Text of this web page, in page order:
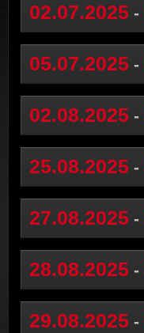
02.07.2025 -
05.07.2025 -
02.08.2025 -
25.08.2025 -
27.08.2025 -
28.08.2025 -
29.08.2025 -